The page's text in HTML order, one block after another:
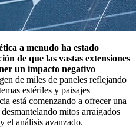
a menudo ha estado
de que las vastas extensiones
un impacto negativo
de miles de paneles reflejando
estériles y paisajes
está comenzando a ofrecer una
mitos arraigados
el análisis avanzado.